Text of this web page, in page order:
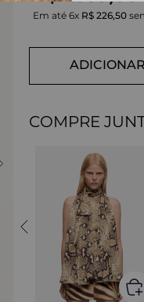
Em até 6x R$ 226,50
COMPRE